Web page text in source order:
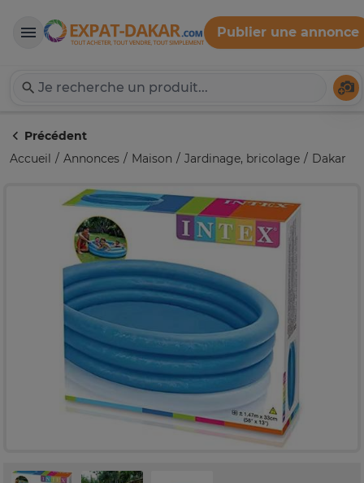
Expat-Dakar
Publier une annonce
Précédent
Accueil
Annonces Maison Jardinage, bricolage Dakar